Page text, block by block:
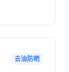
去油防晒